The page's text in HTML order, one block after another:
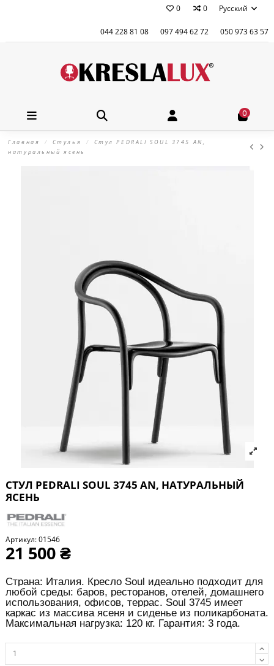
0 0 Русский
044 228 81 08 097 494 62 72 050 973 63 57
0
Главная Стулья
Стул PEDRALI SOUL 3745 AN,
натуральный ясень
СТУЛ PEDRALI SOUL 3745 AN, НАТУРАЛЬНЫЙ
ЯСЕНЬ
Артикул:01546
21 500 ₴
Страна: Италия. Кресло Soul идеально подходит для
любой среды: баров, ресторанов, отелей, домашнего
использования, офисов, террас. Soul 3745 имеет
каркас из массива ясеня и сиденье из поликарбоната.
Максимальная нагрузка: 120 кг. Гарантия: 3 года.